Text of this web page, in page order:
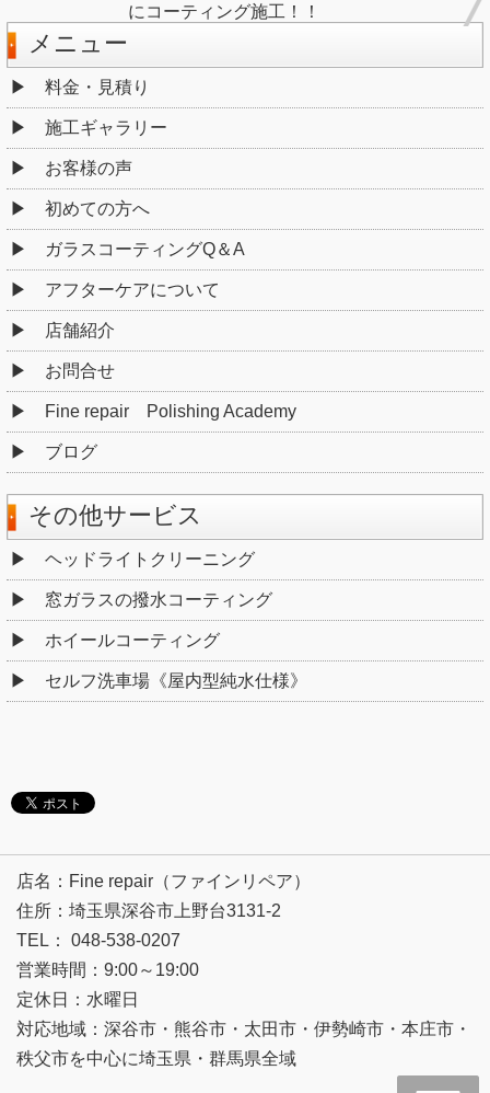
にコーティング施工！！
メニュー
料金・見積り
施工ギャラリー
お客様の声
初めての方へ
ガラスコーティングQ＆A
アフターケアについて
店舗紹介
お問合せ
Fine repair Polishing Academy
ブログ
その他サービス
ヘッドライトクリーニング
窓ガラスの撥水コーティング
ホイールコーティング
セルフ洗車場《屋内型純水仕様》
店名：Fine repair（ファインリペア）
住所：埼玉県深谷市上野台3131-2
TEL： 048-538-0207
営業時間：9:00～19:00
定休日：水曜日
対応地域：深谷市・熊谷市・太田市・伊勢崎市・本庄市・
秩父市を中心に埼玉県・群馬県全域